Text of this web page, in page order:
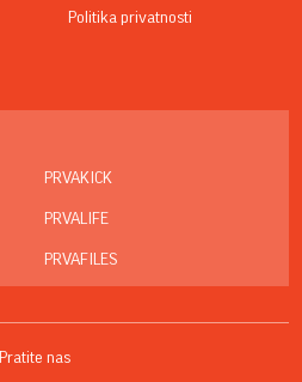
Politika privatnosti
PRVAKICK
PRVALIFE
PRVAFILES
Pratite nas